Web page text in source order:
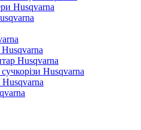
Husqvarna
Husqvarna
Husqvarna